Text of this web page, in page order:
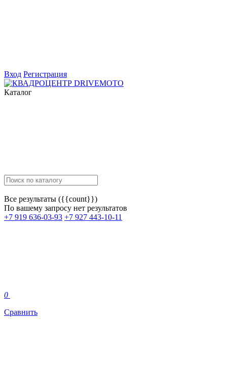
Вход Регистрация
Каталог
Все результаты ({{count}})
По вашему запросу нет результатов
+7 919 636-03-93 +7 927 443-10-11
0
Сравнить